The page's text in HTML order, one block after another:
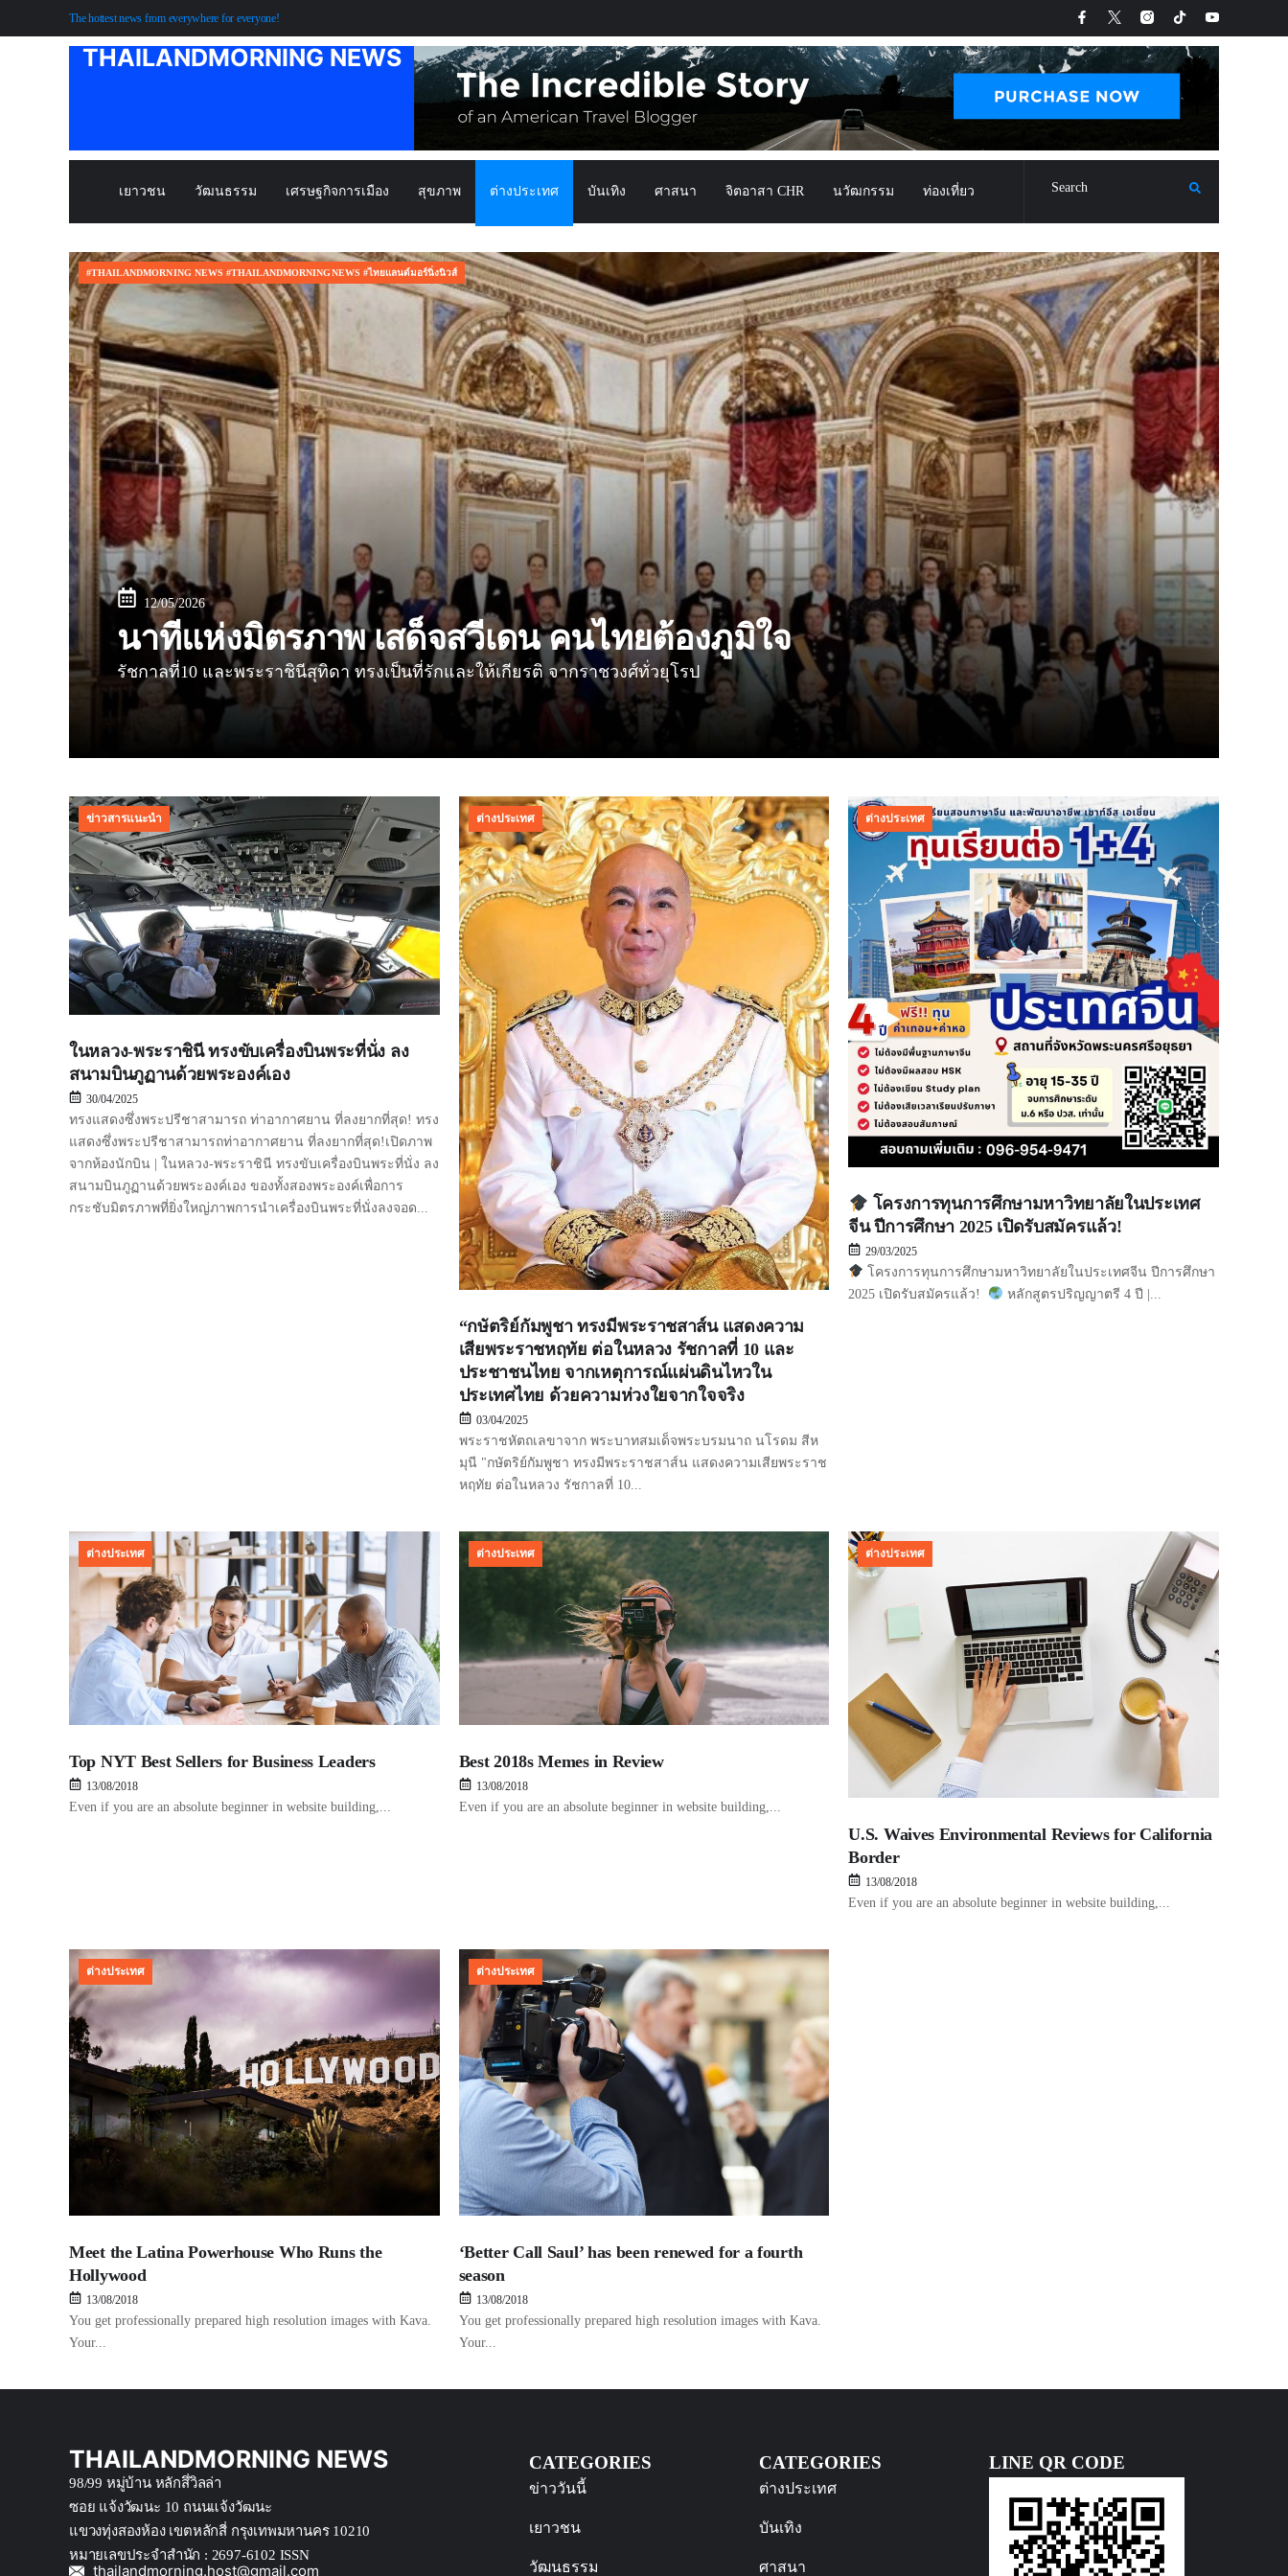
The hottest news from everywhere for everyone!
THAILANDMORNING NEWS
เยาวชน วัฒนธรรม เศรษฐกิจการเมือง สุขภาพ ต่างประเทศ บันเทิง ศาสนา จิตอาสา CHR นวัฒกรรม ท่องเที่ยว
#THAILANDMORNING NEWS #THAILANDMORNINGNEWS #ไทยแลนด์มอร์นิ่งนิวส์
12/05/2026
นาทีแห่งมิตรภาพ เสด็จสวีเดน คนไทยต้องภูมิใจ
รัชกาลที่10 และพระราชินีสุทิดา ทรงเป็นที่รักและให้เกียรติ จากราชวงศ์ทั่วยุโรป
ข่าวสารแนะนำ
ในหลวง-พระราชินี ทรงขับเครื่องบินพระที่นั่ง ลง
สนามบินภูฏานด้วยพระองค์เอง
30/04/2025
ทรงแสดงซึ่งพระปรีชาสามารถ ท่าอากาศยาน ที่ลงยากที่สุด! ทรง
แสดงซึ่งพระปรีชาสามารถท่าอากาศยาน ที่ลงยากที่สุด!เปิดภาพ
จากห้องนักบิน | ในหลวง-พระราชินี ทรงขับเครื่องบินพระที่นั่ง ลง
สนามบินภูฏานด้วยพระองค์เอง ของทั้งสองพระองค์เพื่อการ
กระชับมิตรภาพที่ยิ่งใหญ่ภาพการนำเครื่องบินพระที่นั่งลงจอด...
ต่างประเทศ
“กษัตริย์กัมพูชา ทรงมีพระราชสาส์น แสดงความ
เสียพระราชหฤทัย ต่อในหลวง รัชกาลที่ 10 และ
ประชาชนไทย จากเหตุการณ์แผ่นดินไหวใน
ประเทศไทย ด้วยความห่วงใยจากใจจริง
03/04/2025
พระราชหัตถเลขาจาก พระบาทสมเด็จพระบรมนาถ นโรดม สีห
มุนี "กษัตริย์กัมพูชา ทรงมีพระราชสาส์น แสดงความเสียพระราช
หฤทัย ต่อในหลวง รัชกาลที่ 10...
ต่างประเทศ
โครงการทุนการศึกษามหาวิทยาลัยในประเทศ
จีน ปีการศึกษา 2025 เปิดรับสมัครแล้ว!
29/03/2025
โครงการทุนการศึกษามหาวิทยาลัยในประเทศจีน ปีการศึกษา
2025 เปิดรับสมัครแล้ว!
หลักสูตรปริญญาตรี 4 ปี |...
ต่างประเทศ
Top NYT Best Sellers for Business Leaders
13/08/2018
Even if you are an absolute beginner in website building,...
ต่างประเทศ
Best 2018s Memes in Review
13/08/2018
Even if you are an absolute beginner in website building,...
ต่างประเทศ
U.S. Waives Environmental Reviews for California
Border
13/08/2018
Even if you are an absolute beginner in website building,...
ต่างประเทศ
Meet the Latina Powerhouse Who Runs the
Hollywood
13/08/2018
You get professionally prepared high resolution images with Kava.
Your...
ต่างประเทศ
‘Better Call Saul’ has been renewed for a fourth
season
13/08/2018
You get professionally prepared high resolution images with Kava.
Your...
THAILANDMORNING NEWS
98/99 หมู่บ้าน หลักสึ่วิลล่า
ซอย แจ้งวัฒนะ 10 ถนนแจ้งวัฒนะ
แขวงทุ่งสองห้อง เขตหลักสี่ กรุงเทพมหานคร 10210
หมายเลขประจำสำนัก : 2697-6102 ISSN
thailandmorning.host@gmail.com
CATEGORIES
ข่าววันนี้
เยาวชน
วัฒนธรรม
CATEGORIES
ต่างประเทศ
บันเทิง
ศาสนา
LINE QR CODE